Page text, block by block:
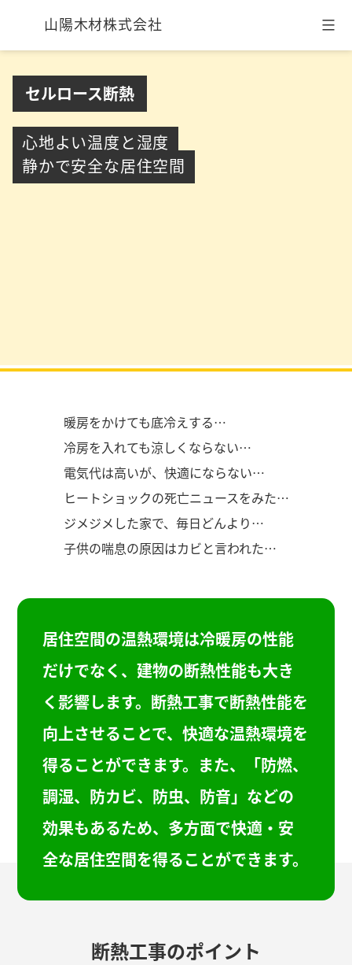
山陽木材株式会社
セルロース断熱
心地よい温度と湿度
静かで安全な居住空間
暖房をかけても底冷えする…
冷房を入れても涼しくならない…
電気代は高いが、快適にならない…
ヒートショックの死亡ニュースをみた…
ジメジメした家で、毎日どんより…
子供の喘息の原因はカビと言われた…
居住空間の温熱環境は冷暖房の性能
だけでなく、建物の断熱性能も大き
く影響します。断熱工事で断熱性能を
向上させることで、快適な温熱環境を
得ることができます。また、「防燃、
調湿、防カビ、防虫、防音」などの
効果もあるため、多方面で快適・安
全な居住空間を得ることができます。
断熱工事のポイント